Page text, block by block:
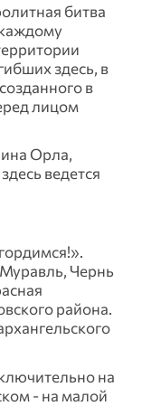
битва
здесь, в
в
лицом
Орла,
ведется
Чернь
района.
на
- на малой